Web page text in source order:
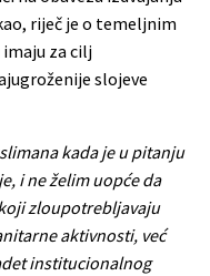
riječ je o temeljnim
za cilj
slojeve
kada je u pitanju
i ne želim uopće da
zloupotrebljavaju
aktivnosti, već
institucionalnog